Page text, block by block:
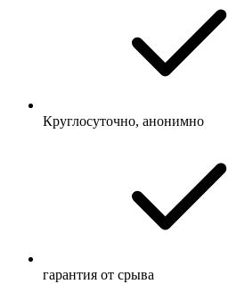
Круглосуточно, анонимно
гарантия от срыва